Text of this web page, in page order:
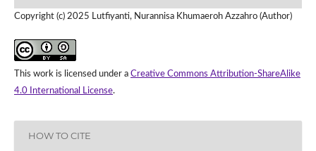
Copyright (c) 2025 Lutfiyanti, Nurannisa Khumaeroh Azzahro (Author)
This work is licensed under a Creative Commons Attribution-ShareAlike
4.0 International License.
HOW TO CITE